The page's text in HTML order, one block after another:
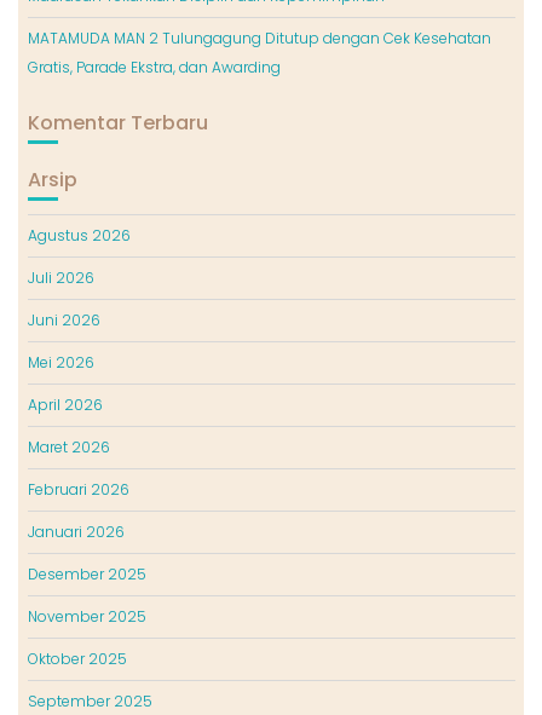
MATAMUDA MAN 2 Tulungagung Ditutup dengan Cek Kesehatan
Gratis, Parade Ekstra, dan Awarding
Komentar Terbaru
Arsip
Agustus 2026
Juli 2026
Juni 2026
Mei 2026
April 2026
Maret 2026
Februari 2026
Januari 2026
Desember 2025
November 2025
Oktober 2025
September 2025